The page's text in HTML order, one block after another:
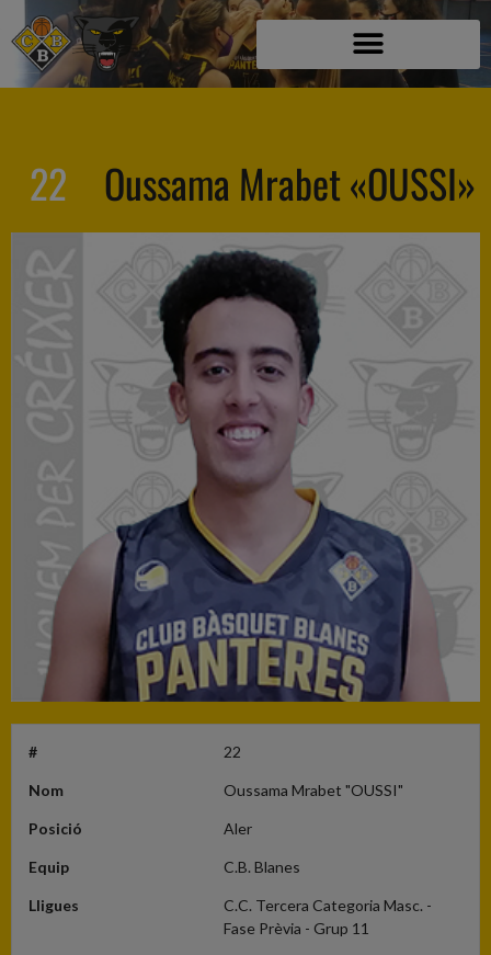
22 Oussama Mrabet «OUSSI»
# 22
Nom Oussama Mrabet "OUSSI"
Posició Aler
Equip C.B. Blanes
Lligues
C.C. Tercera Categoria Masc. -
Fase Prèvia - Grup 11